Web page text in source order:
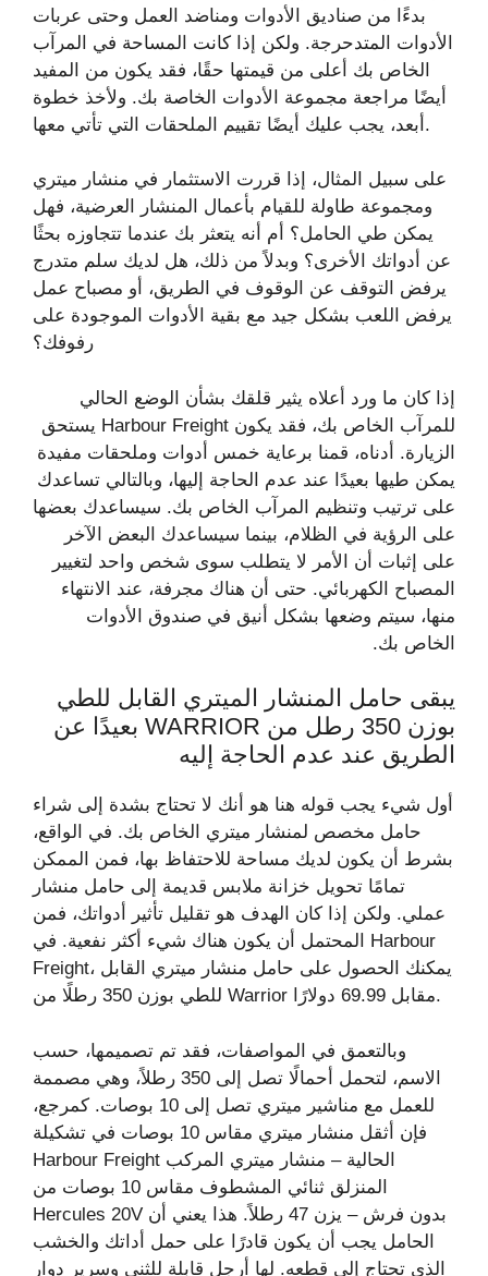
بدءًا من صناديق الأدوات ومناضد العمل وحتى عربات
الأدوات المتدحرجة. ولكن إذا كانت المساحة في المرآب
الخاص بك أعلى من قيمتها حقًا، فقد يكون من المفيد
أيضًا مراجعة مجموعة الأدوات الخاصة بك. ولأخذ خطوة
أبعد، يجب عليك أيضًا تقييم الملحقات التي تأتي معها.
على سبيل المثال، إذا قررت الاستثمار في منشار ميتري
ومجموعة طاولة للقيام بأعمال المنشار العرضية، فهل
يمكن طي الحامل؟ أم أنه يتعثر بك عندما تتجاوزه بحثًا
عن أدواتك الأخرى؟ وبدلاً من ذلك، هل لديك سلم متدرج
يرفض التوقف عن الوقوف في الطريق، أو مصباح عمل
يرفض اللعب بشكل جيد مع بقية الأدوات الموجودة على
رفوفك؟
إذا كان ما ورد أعلاه يثير قلقك بشأن الوضع الحالي
للمرآب الخاص بك، فقد يكون Harbour Freight يستحق
الزيارة. أدناه، قمنا برعاية خمس أدوات وملحقات مفيدة
يمكن طيها بعيدًا عند عدم الحاجة إليها، وبالتالي تساعدك
على ترتيب وتنظيم المرآب الخاص بك. سيساعدك بعضها
على الرؤية في الظلام، بينما سيساعدك البعض الآخر
على إثبات أن الأمر لا يتطلب سوى شخص واحد لتغيير
المصباح الكهربائي. حتى أن هناك مجرفة، عند الانتهاء
منها، سيتم وضعها بشكل أنيق في صندوق الأدوات
الخاص بك.
يبقى حامل المنشار الميتري القابل للطي
بوزن 350 رطل من WARRIOR بعيدًا عن
الطريق عند عدم الحاجة إليه
أول شيء يجب قوله هنا هو أنك لا تحتاج بشدة إلى شراء
حامل مخصص لمنشار ميتري الخاص بك. في الواقع،
بشرط أن يكون لديك مساحة للاحتفاظ بها، فمن الممكن
تمامًا تحويل خزانة ملابس قديمة إلى حامل منشار
عملي. ولكن إذا كان الهدف هو تقليل تأثير أدواتك، فمن
المحتمل أن يكون هناك شيء أكثر نفعية. في Harbour
Freight، يمكنك الحصول على حامل منشار ميتري القابل
للطي بوزن 350 رطلًا من Warrior مقابل 69.99 دولارًا.
وبالتعمق في المواصفات، فقد تم تصميمها، حسب
الاسم، لتحمل أحمالًا تصل إلى 350 رطلاً، وهي مصممة
للعمل مع مناشير ميتري تصل إلى 10 بوصات. كمرجع،
فإن أثقل منشار ميتري مقاس 10 بوصات في تشكيلة
Harbour Freight الحالية – منشار ميتري المركب
المنزلق ثنائي المشطوف مقاس 10 بوصات من
Hercules 20V بدون فرش – يزن 47 رطلاً. هذا يعني أن
الحامل يجب أن يكون قادرًا على حمل أداتك والخشب
الذي تحتاج إلى قطعه. لها أرجل قابلة للثني وسرير دوار